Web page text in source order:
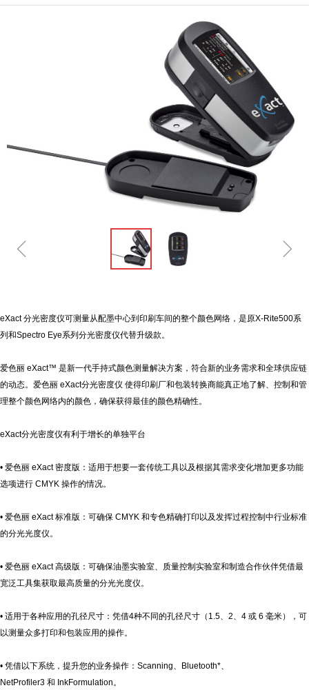
ꁆ ꁇ
eXact分光密度仪可测量从配墨中心到印刷车间的整个颜色网络，是原X-Rite500系
列和Spectro Eye系列分光密度仪代替升级款。
爱色丽 eXact™ 是新一代手持式颜色测量解决方案，符合新的业务需求和全球供应链
的动态。爱色丽 eXact分光密度仪 使得印刷厂和包装转换商能真正地了解、控制和管
理整个颜色网络内的颜色，确保获得最佳的颜色精确性。
eXact分光密度仪有利于增长的单独平台
• 爱色丽 eXact密度版：适用于想要一套传统工具以及根据其需求变化增加更多功能
选项进行 CMYK 操作的情况。
• 爱色丽 eXact标准版：可确保 CMYK 和专色精确打印以及发挥过程控制中行业标准
的分光光度仪。
• 爱色丽 eXact高级版：可确保油墨实验室、质量控制实验室和制造合作伙伴凭借最
宽泛工具集获取最高质量的分光光度仪。
• 适用于各种应用的孔径尺寸：凭借4种不同的孔径尺寸（ 1.5、 2、 4 或 6 毫米），可
以测量众多打印和包装应用的操作。
• 凭借以下系统，提升您的业务操作： Scanning、 Bluetooth*、
NetProfiler3 和 InkFormulation。